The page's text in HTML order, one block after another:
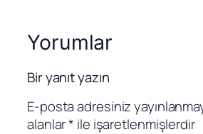
Yorumlar
Bir yanıt yazın
E-posta adresiniz
alanlar* ile işaretlenmişlerdir